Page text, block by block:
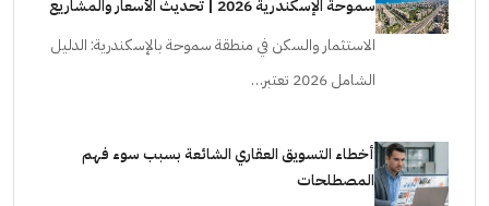
سموحة الإسكندرية 2026 | تحديث الأسعار والمشاريع
الاستثمار والسكن في منطقة سموحة بالإسكندرية: الدليل
الشامل 2026 تعتبر…
أخطاء التسويق العقاري الشائعة بسبب سوء فهم
المصطلحات